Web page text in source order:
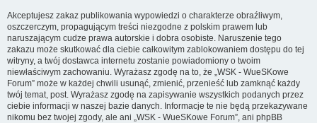
Akceptujesz zakaz publikowania wypowiedzi o charakterze obraźliwym,
oszczerczym, propagującym treści niezgodne z polskim prawem lub
naruszającym cudze prawa autorskie i dobra osobiste. Naruszenie tego
zakazu może skutkować dla ciebie całkowitym zablokowaniem dostępu do tej
witryny, a twój dostawca internetu zostanie powiadomiony o twoim
niewłaściwym zachowaniu. Wyrażasz zgodę na to, że „WSK - WueSKowe
Forum” może w każdej chwili usunąć, zmienić, przenieść lub zamknąć każdy
twój temat, post. Wyrażasz zgodę na zapisywanie wszystkich podanych przez
ciebie informacji w naszej bazie danych. Informacje te nie będą przekazywane
nikomu bez twojej zgody, ale ani „WSK - WueSKowe Forum”, ani phpBB